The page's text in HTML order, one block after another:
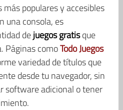
populares y accesibles
una consola, es
dejuegos gratisque
Páginas comoTodo Juegos
variedad de títulos que
desde tu navegador, sin
software adicional o tener